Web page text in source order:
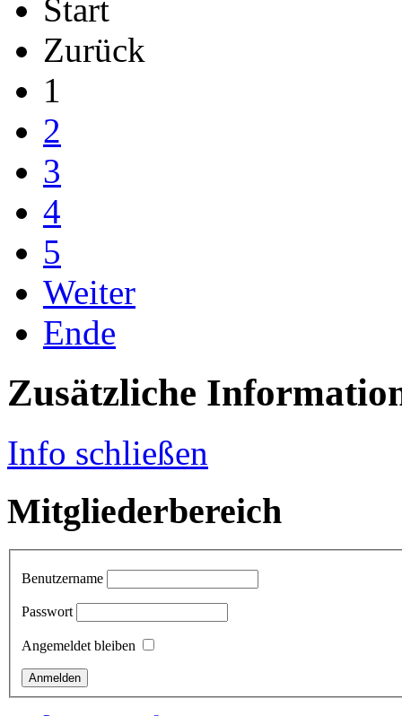
Start
Zurück
1
2
3
4
5
Weiter
Ende
Zusätzliche
Info schließen
Mitgliederbereich
Benutzername
Passwort
Angemeldet bleiben